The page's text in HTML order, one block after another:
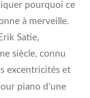
pourquoi ce
à merveille.
Satie,
siècle, connu
excentricités et
piano d’une